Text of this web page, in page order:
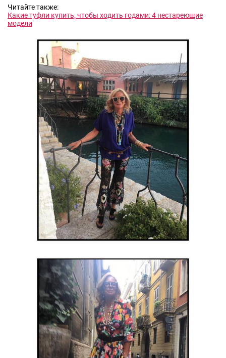
Читайте также:
Какие туфли купить, чтобы ходить годами: 4 нестареющие
модели